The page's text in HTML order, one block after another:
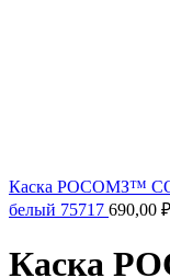
Каска РОСОМЗ™
белый 75717 690,00 ₽
Каска